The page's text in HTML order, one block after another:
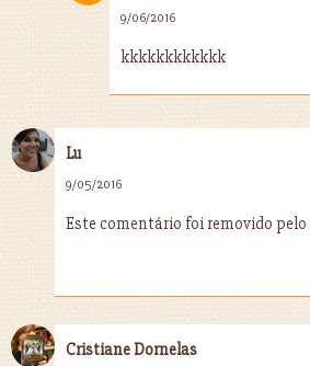
9/06/2016
kkkkkkkkkkkk
Lu
9/05/2016
Este comentário foi removido pelo
Cristiane Dornelas